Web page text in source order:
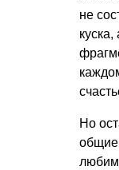
не
Но
общие